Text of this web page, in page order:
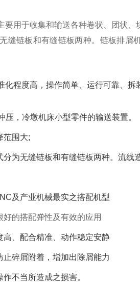
要用于收集和输送各种卷状、团状
缝链板和有缝链板两种。链板排屑
化程度高，操作简单、运行可靠、
压，冷墩机床小型零件的输送装置。
范围大;
为无缝链板和有缝链板两种。流线
及产业机械最实之搭配机型
好的搭配弹性及有效的应用
、配合精准、动作稳定安静
碎屑附着，增加出除屑能力
不当所造成之损害。